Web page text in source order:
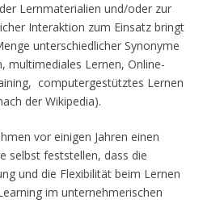
Lernmaterialien und/oder zur
Interaktion zum Einsatz bringt
unterschiedlicher Synonyme
multimediales Lernen, Online-
computergestütztes Lernen
der Wikipedia).
vor einigen Jahren einen
selbst feststellen, dass die
und die Flexibilität beim Lernen
im unternehmerischen